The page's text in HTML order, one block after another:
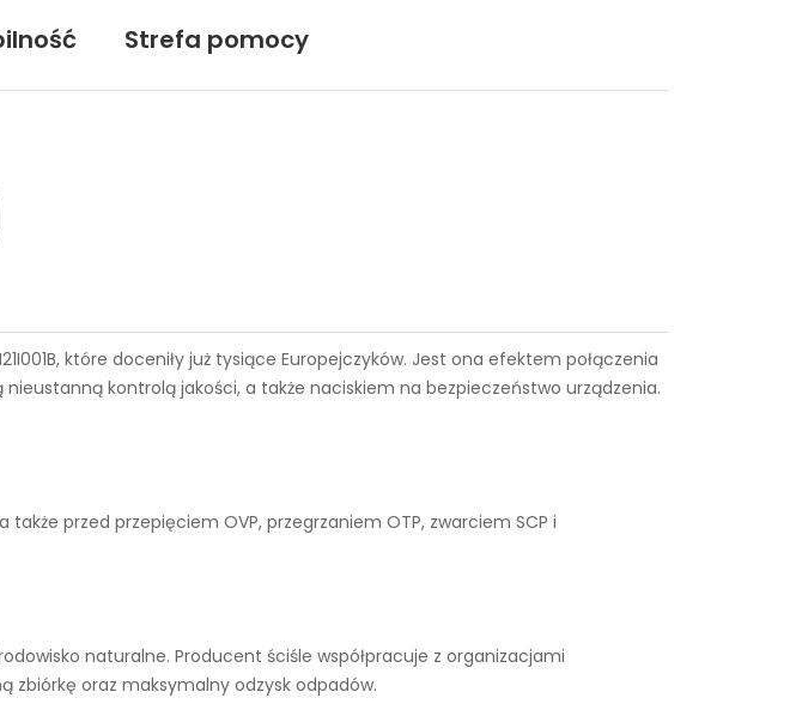
Strefa pomocy
, które doceniły już tysiące Europejczyków. Jest ona efektem połączenia
kontrolą jakości, a także naciskiem na bezpieczeństwo urządzenia.
przed przepięciem OVP, przegrzaniem OTP, zwarciem SCP i
naturalne. Producent ściśle współpracuje z organizacjami
zbiórkę oraz maksymalny odzysk odpadów.